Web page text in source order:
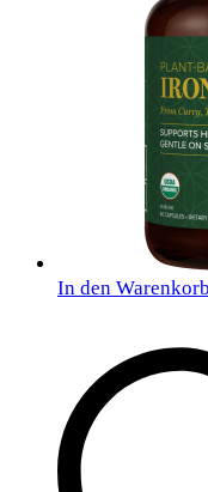
In den Warenkorb